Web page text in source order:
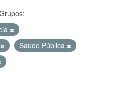
Saúde Pública